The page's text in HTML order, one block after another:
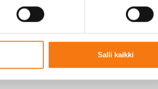
Salli kaikki
voi olla edullisempi. On tärkeää huomioida,
on laaja valikoima kivituhkaa eri